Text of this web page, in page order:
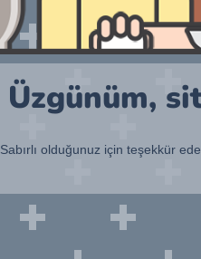
Üzgünüm,
Sabırlı olduğunuz için teşekkür